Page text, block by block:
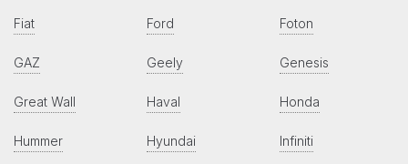
Fiat Ford Foton
GAZ Geely Genesis
Great Wall Haval Honda
Hummer Hyundai Infiniti